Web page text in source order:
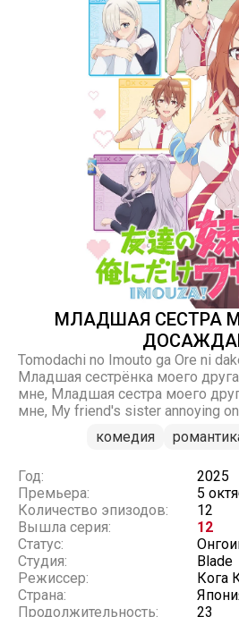
МЛАДШАЯ СЕСТРА
Tomodachi no Imouto ga Ore ni
Младшая сестрёнка моего
мне, Младшая сестра моего
мне, My friend's sister annoying
комедия
Год:
2025
Премьера:
5
Количество эпизодов:
12
Вышла серия:
12
Статус:
Студия:
Blade
Режиссер:
Кога
Страна:
Продолжительность:
23